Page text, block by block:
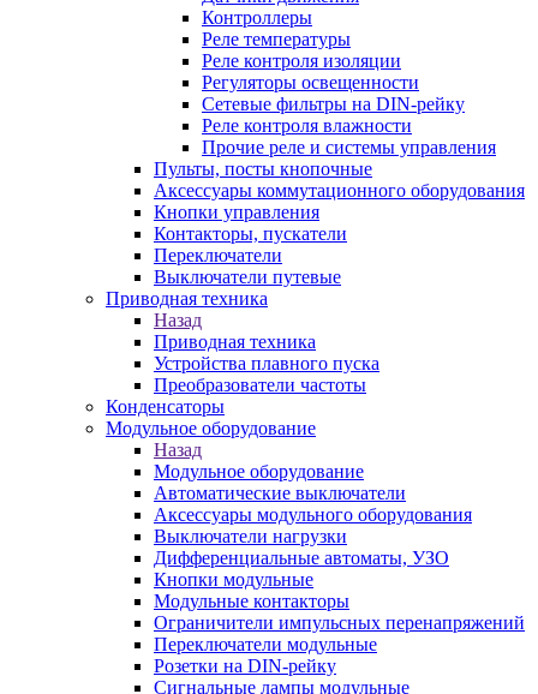
Контроллеры
Реле температуры
Реле контроля изоляции
Регуляторы освещенности
Сетевые фильтры на DIN-рейку
Реле контроля влажности
Прочие реле и системы управления
Пульты, посты кнопочные
Аксессуары коммутационного оборудования
Кнопки управления
Контакторы, пускатели
Переключатели
Выключатели путевые
Приводная техника
Назад
Приводная техника
Устройства плавного пуска
Преобразователи частоты
Конденсаторы
Модульное оборудование
Назад
Модульное оборудование
Автоматические выключатели
Аксессуары модульного оборудования
Выключатели нагрузки
Дифференциальные автоматы, УЗО
Кнопки модульные
Модульные контакторы
Ограничители импульсных перенапряжений
Переключатели модульные
Розетки на DIN-рейку
Сигнальные лампы модульные